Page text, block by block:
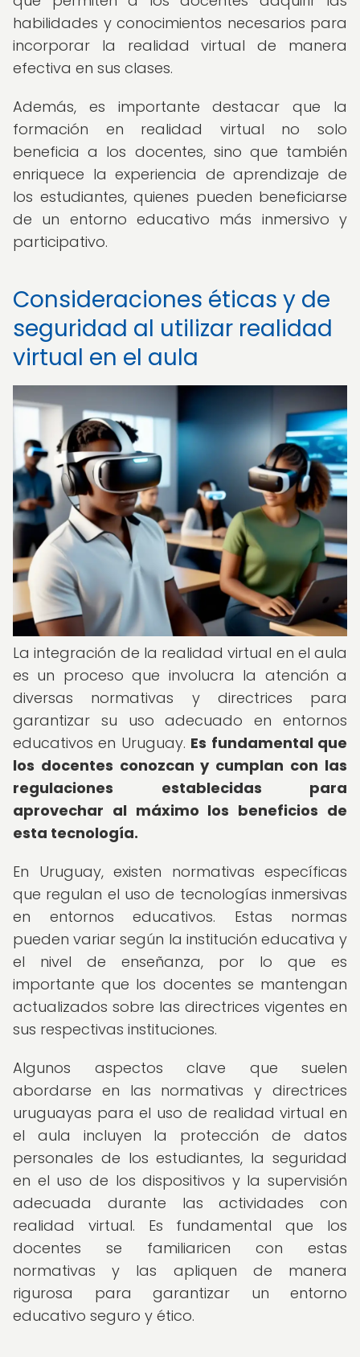
habilidades y conocimientos necesarios para
incorporar la realidad virtual de manera
efectiva en sus clases.
Además, es importante destacar que la
formación en realidad virtual no solo
beneficia a los docentes, sino que también
enriquece la experiencia de aprendizaje de
los estudiantes, quienes pueden beneficiarse
de un entorno educativo más inmersivo y
participativo.
Consideraciones éticas y de
seguridad al utilizar realidad
virtual en el aula
La integración de la realidad virtual en el aula
es un proceso que involucra la atención a
diversas normativas y directrices para
garantizar su uso adecuado en entornos
educativos en Uruguay. Es fundamental que
los docentes conozcan y cumplan con las
regulaciones establecidas para
aprovechar al máximo los beneficios de
esta tecnología.
En Uruguay, existen normativas específicas
que regulan el uso de tecnologías inmersivas
en entornos educativos. Estas normas
pueden variar según la institución educativa y
el nivel de enseñanza, por lo que es
importante que los docentes se mantengan
actualizados sobre las directrices vigentes en
sus respectivas instituciones.
Algunos aspectos clave que suelen
abordarse en las normativas y directrices
uruguayas para el uso de realidad virtual en
el aula incluyen la protección de datos
personales de los estudiantes, la seguridad
en el uso de los dispositivos y la supervisión
adecuada durante las actividades con
realidad virtual. Es fundamental que los
docentes se familiaricen con estas
normativas y las apliquen de manera
rigurosa para garantizar un entorno
educativo seguro y ético.